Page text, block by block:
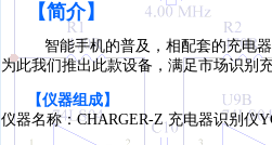
【简介】
智能手机的普及，相配套的充电
为此我们推出此款设备，满足市场识别
【仪器组成】
仪器名称：CHARGER-Z 充电器识别仪